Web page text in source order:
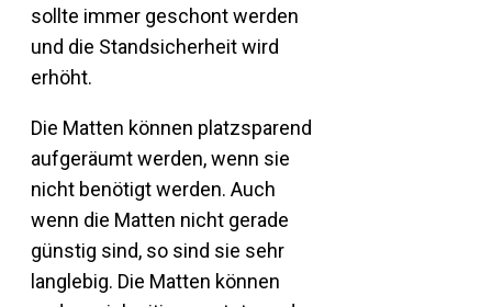
sollte immer geschont werden
und die Standsicherheit wird
erhöht.
Die Matten können platzsparend
aufgeräumt werden, wenn sie
nicht benötigt werden. Auch
wenn die Matten nicht gerade
günstig sind, so sind sie sehr
langlebig. Die Matten können